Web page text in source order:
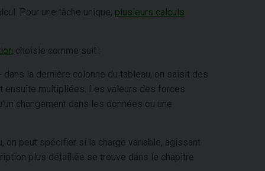
Pour une tâche unique, plusieurs calculs
choisie comme suit :
la dernière colonne du tableau, on saisit des
multipliées. Les valeurs des forces
changement dans les données ou une
on peut spécifier si la charge variable, agissant
plus détaillée se trouve dans le chapitre